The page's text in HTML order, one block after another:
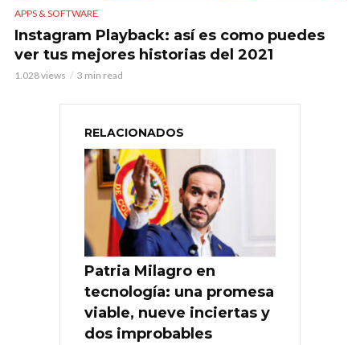
APPS & SOFTWARE
Instagram Playback: así es como puedes
ver tus mejores historias del 2021
1.028 views 3 min read
RELACIONADOS
Patria Milagro en
tecnología: una promesa
viable, nueve inciertas y
dos improbables